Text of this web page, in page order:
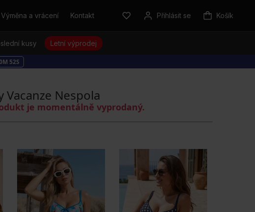
Výměna a vrácení Kontakt Přihlásit se Košík
kusy Letní výprodej
M 51S
Vacanze Nespola
je momentálně vyprodaný.